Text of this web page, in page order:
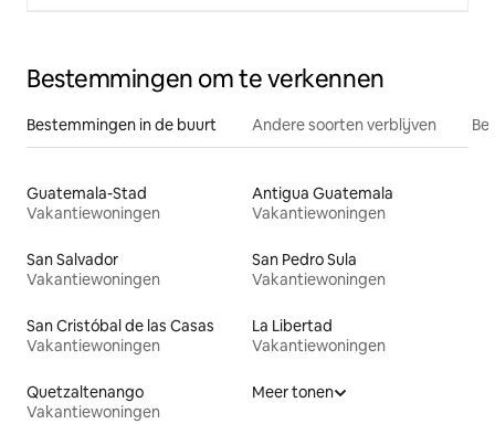
Bestemmingen om te verkennen
Bestemmingen in de buurt Andere soorten verblijven
Guatemala-Stad
Vakantiewoningen
Antigua Guatemala
Vakantiewoningen
San Salvador
Vakantiewoningen
San Pedro Sula
Vakantiewoningen
San Cristóbal de las Casas
Vakantiewoningen
La Libertad
Vakantiewoningen
Quetzaltenango
Vakantiewoningen
Meer tonen